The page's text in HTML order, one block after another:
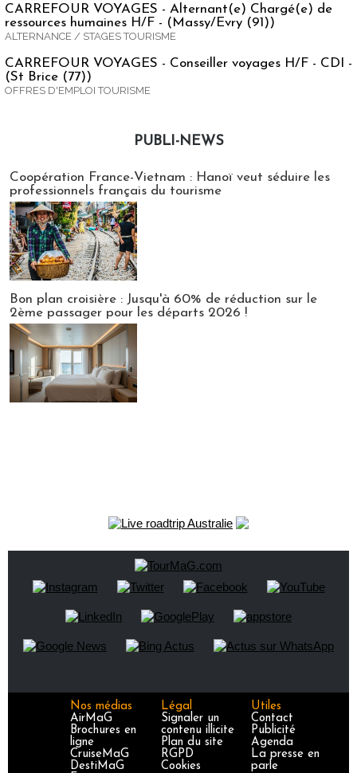
CARREFOUR VOYAGES - Alternant(e) Chargé(e) de
ressources humaines H/F - (Massy/Evry (91))
ALTERNANCE / STAGES TOURISME
CARREFOUR VOYAGES - Conseiller voyages H/F - CDI -
(St Brice (77))
OFFRES D'EMPLOI TOURISME
PUBLI-NEWS
Coopération France-Vietnam : Hanoï veut séduire les
professionnels français du tourisme
Bon plan croisière : Jusqu'à 60% de réduction sur le
2ème passager pour les départs 2026 !
Nos médias
AirMaG
Brochures en
ligne
CruiseMaG
DestiMaG
Légal
Signaler un
contenu illicite
Plan du site
RGPD
Cookies
Utiles
Contact
Publicité
Agenda
La presse en
parle